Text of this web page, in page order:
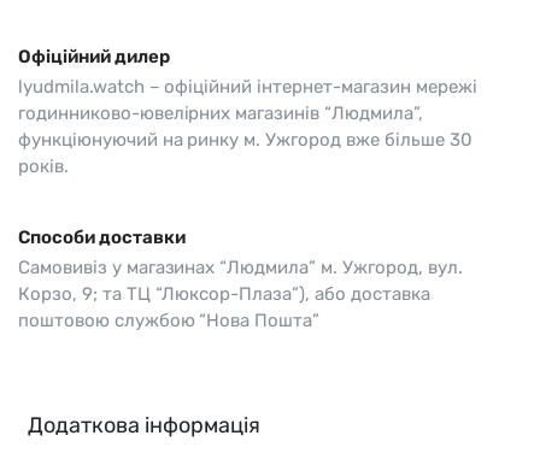
Офіційний дилер
lyudmila.watch – офіційний інтернет-магазин мережі
годинниково-ювелірних магазинів “Людмила”,
функціюнуючий на ринку м. Ужгород вже більше 30
років.
Способи доставки
Самовивіз у магазинах “Людмила” м. Ужгород, вул.
Корзо, 9; та ТЦ “Люксор-Плаза”), або доставка
поштовою службою “Нова Пошта”
Додаткова інформація